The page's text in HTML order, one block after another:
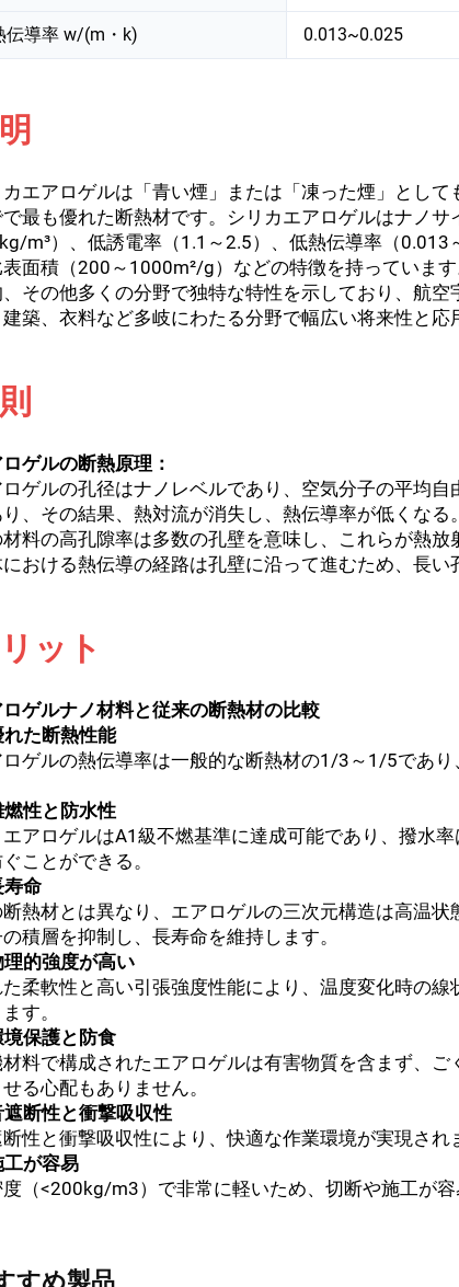
伝導率 w/(m・k) 0.013~0.025
エアロゲルは「青い煙」または「凍った煙」とし
最も優れた断熱材です。シリカエアロゲルはナノ
m³）、低誘電率（1.1～2.5）、低熱伝導率（
面積（200～1000m²/g）などの特徴を持っていま
その他多くの分野で独特な特性を示しており、航
築、衣料など多岐にわたる分野で幅広い将来性と応
ゲルの断熱原理：
ゲルの孔径はナノレベルであり、空気分子の平均
、その結果、熱対流が消失し、熱伝導率が低くなる。
料の高孔隙率は多数の孔壁を意味し、これらが熱放
おける熱伝導の経路は孔壁に沿って進むため、長い
ット
ゲルナノ材料と従来の断熱材の比較
れた断熱性能
ゲルの熱伝導率は一般的な断熱材の1/3～1/5であ
燃性と防水性
アロゲルはA1級不燃基準に達成可能であり、撥水
ことができる。
寿命
熱材とは異なり、エアロゲルの三次元構造は高温状
積層を抑制し、長寿命を維持します。
理的強度が高い
柔軟性と高い引張強度性能により、温度変化時の
す。
境保護と防食
料で構成されたエアロゲルは有害物質を含まず、
る心配もありません。
遮断性と衝撃吸収性
性と衝撃吸収性により、快適な作業環境が実現され
工が容易
（<200kg/m3）で非常に軽いため、切断や施工が容
すめ製品